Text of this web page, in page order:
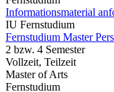
Informationsmaterial
IU Fernstudium
Fernstudium Master
2 bzw. 4 Semester
Vollzeit, Teilzeit
Master of Arts
Fernstudium